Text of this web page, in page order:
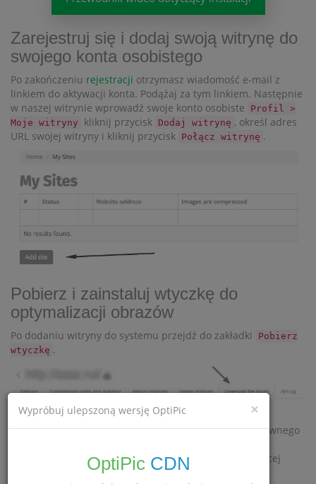
Zarejestruj się i dodaj swoją witrynę do
swojego konta osobistego
Po zakończeniu rejestracji otrzymasz wiadomość e-mail z
linkiem do aktywacji konta. Podążaj za tym linkiem. Następnie
w naszej witrynie wprowadź swoje konto osobiste
Profil >
Moje witryny
kliknij przycisk Dodaj witrynę , określ adres
URL swojej witryny i kliknij przycisk Połącz witrynę .
Pobierz i zainstaluj wtyczkę do
optymalizacji obrazów
Po dodaniu witryny do systemu przejdź do zakładki
Pobierz
wtyczkę .
Tam musisz pobrać archiwum z wtyczką. Rozpakuj to
archiwum i prześlij je do swojej witryny (do folderu głównego
w katalogu głównym witryny o następującej
×
Wypróbuj ulepszoną wersję OptiPic
OptiPic CDN